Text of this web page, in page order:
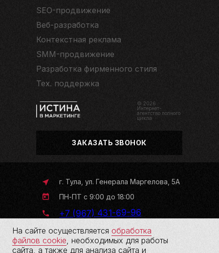
На сайте осуществляется обработка
файлов cookie, необходимых для работы
сайта, а также для анализа сайта и
© 2026
Интернет-
агентство полного
цикла
ЗАКАЗАТЬ ЗВОНОК
г. Тула, ул. Генерала Маргелова, 5А
ПН-ПТ с 9:00 до 18:00
+7 (967) 431-69-96
SEO-продвижение
SMM-продвижение
Веб-разработка
Разработка фирменного стиля
Обработка персональных
Контекстная реклама
Тех. поддержка